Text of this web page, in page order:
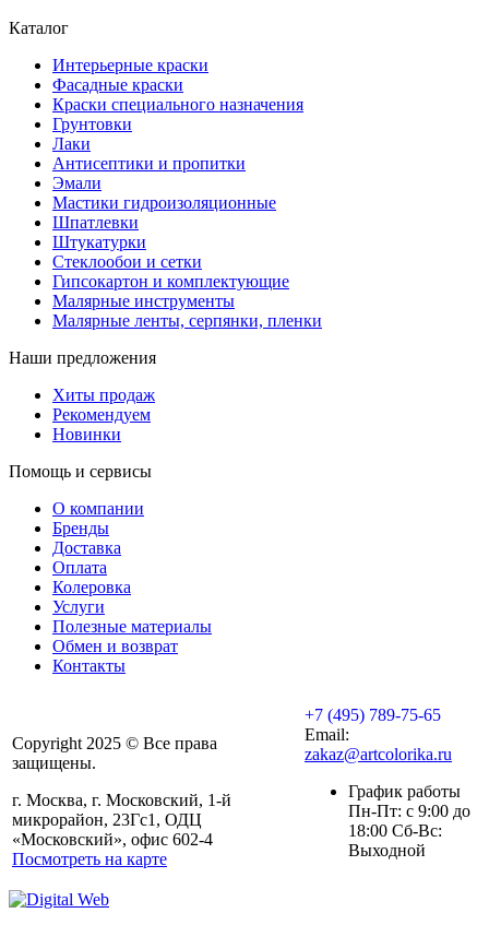
Каталог
Интерьерные краски
Фасадные краски
Краски специального назначения
Грунтовки
Лаки
Антисептики и пропитки
Эмали
Мастики гидроизоляционные
Шпатлевки
Штукатурки
Стеклообои и сетки
Гипсокартон и комплектующие
Малярные инструменты
Малярные ленты, серпянки, пленки
Наши предложения
Хиты продаж
Рекомендуем
Новинки
Помощь и сервисы
О компании
Бренды
Доставка
Оплата
Колеровка
Услуги
Полезные материалы
Обмен и возврат
Контакты
Copyright 2025 © Все права
защищены.
г. Москва, г. Московский, 1-й
микрорайон, 23Гс1, ОДЦ
«Московский», офис 602-4
Посмотреть на карте
+7 (495) 789-75-65
Email:
zakaz@artcolorika.ru
График работы
Пн-Пт: с 9:00 до
18:00 Сб-Вс:
Выходной